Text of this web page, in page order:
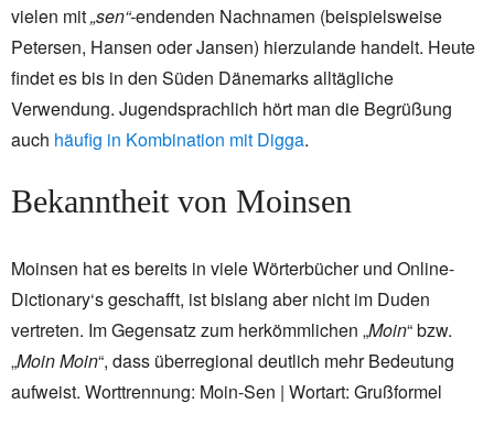
vielen mit„sen“-endenden Nachnamen (beispielsweise
Petersen, Hansen oder Jansen) hierzulande handelt. Heute
findet es bis in den Süden Dänemarks alltägliche
Verwendung. Jugendsprachlich hört man die Begrüßung
auch häufig in Kombination mit Digga.
Bekanntheit von Moinsen
Moinsen hat es bereits in viele Wörterbücher und Online-
Dictionary‘s geschafft, ist bislang aber nicht im Duden
vertreten. Im Gegensatz zum herkömmlichen „Moin“ bzw.
„Moin Moin“, dass überregional deutlich mehr Bedeutung
aufweist. Worttrennung: Moin-Sen | Wortart: Grußformel